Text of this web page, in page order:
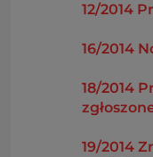
12/2014
16/2014
18/2014
19/2014